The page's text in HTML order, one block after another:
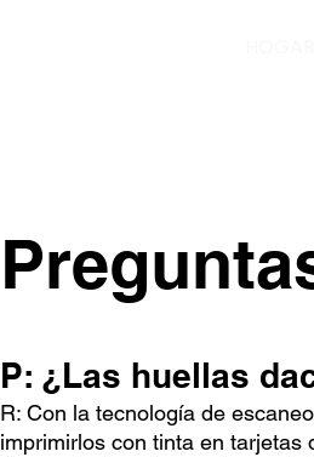
P: ¿Las huellas
R: Con la tecnología de
imprimirlos con tinta en tarjetas